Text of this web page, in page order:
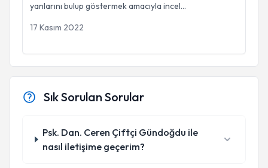
yanlarını bulup göstermek amacıyla incel...
17 Kasım 2022
Sık Sorulan Sorular
Psk. Dan. Ceren Çiftçi Gündoğdu ile
nasıl iletişime geçerim?